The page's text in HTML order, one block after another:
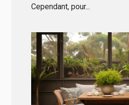
Cependant, pour...